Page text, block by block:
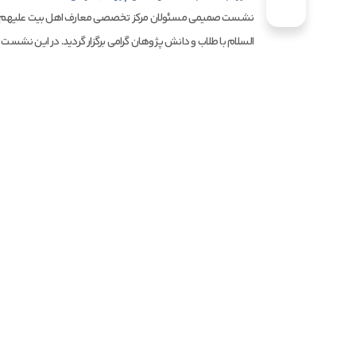
نشست صمیمی مسئولان مرکز تخصصی معارف اهل بیت
السلام با طلاب و دانش پژوهان گرامی برگزار گردید. در این